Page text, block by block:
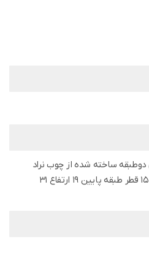
ساخته شده از چوب نراد
ابعاد محصول: قطر طبقه بالا 15 قطر طبقه پایین 19 ارتفاع 31